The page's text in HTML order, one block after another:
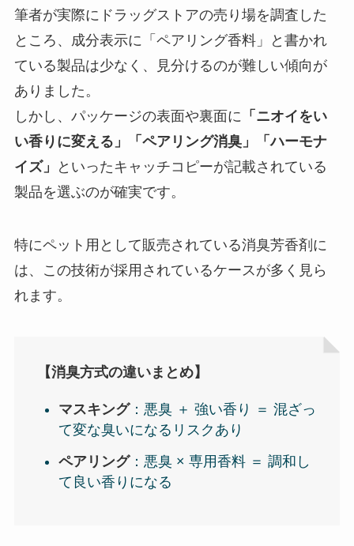
筆者が実際にドラッグストアの売り場を調査した
ところ、成分表示に「ペアリング香料」と書かれ
ている製品は少なく、見分けるのが難しい傾向が
ありました。
しかし、パッケージの表面や裏面に 「ニオイをい
い香りに変える」「ペアリング消臭」「ハーモナ
イズ」
といったキャッチコピーが記載されている
製品を選ぶのが確実です。
特にペット用として販売されている消臭芳香剤に
は、この技術が採用されているケースが多く見ら
れます。
【消臭方式の違いまとめ】
マスキング：悪臭 ＋ 強い香り ＝ 混ざっ
て変な臭いになるリスクあり
ペアリング：悪臭 × 専用香料 ＝ 調和し
て良い香りになる